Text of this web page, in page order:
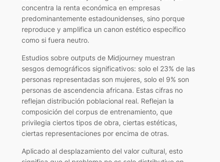
concentra la renta económica en empresas
predominantemente estadounidenses, sino porque
reproduce y amplifica un canon estético específico
como si fuera neutro.
Estudios sobre outputs de Midjourney muestran
sesgos demográficos significativos: solo el 23% de las
personas representadas son mujeres, solo el 9% son
personas de ascendencia africana. Estas cifras no
reflejan distribución poblacional real. Reflejan la
composición del corpus de entrenamiento, que
privilegia ciertos tipos de obra, ciertas estéticas,
ciertas representaciones por encima de otras.
Aplicado al desplazamiento del valor cultural, esto